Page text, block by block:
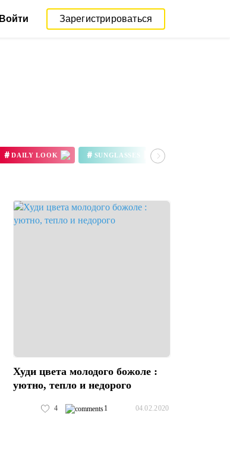
Войти Зарегистрироваться
# DAILY LOOK # SUNGLASSES
Худи цвета молодого божоле :
уютно, тепло и недорого
4 1 04.02.2020